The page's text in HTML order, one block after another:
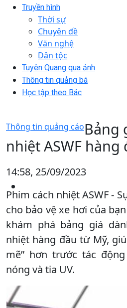
Truyền hình
Thời sự
Chuyên đề
Văn nghệ
Dân tộc
Tuyên Quang qua ảnh
Thông tin quảng bá
Học tập theo Bác
Thông tin quảng cáoBảng
nhiệt ASWF hàng
14:58, 25/09/2023
Phim cách nhiệt ASWF -
cho bảo vệ xe hơi của
khám phá bảng giá
nhiệt hàng đầu từ Mỹ,
mẽ” hơn trước tác
nóng và tia UV.